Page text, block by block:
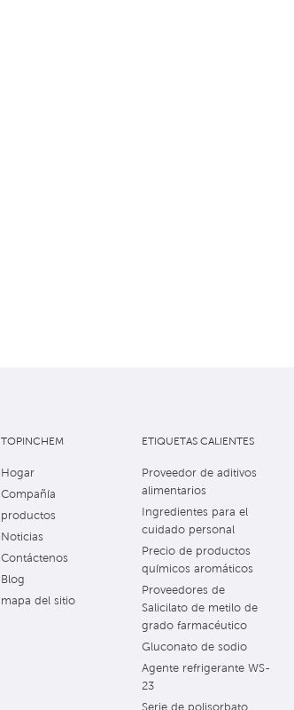
TOPINCHEM
Hogar
Compañía
productos
Noticias
Contáctenos
Blog
mapa del sitio
ETIQUETAS CALIENTES
Proveedor de aditivos
alimentarios
Ingredientes para el
cuidado personal
Precio de productos
químicos aromáticos
Proveedores de
Salicilato de metilo de
grado farmacéutico
Gluconato de sodio
Agente refrigerante WS-
23
Serie de polisorbato